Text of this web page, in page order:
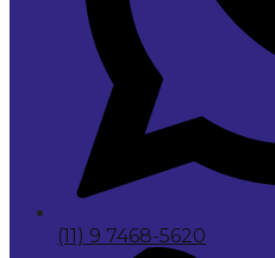
(11) 9 7468-5620